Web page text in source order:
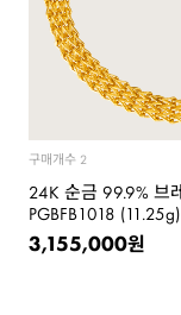
구매개수 2
24K 순금 99.9% 브
PGBFB1018 (11.25g)
3,155,000원